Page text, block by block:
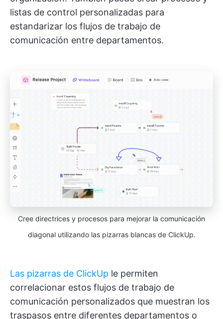
listas de control personalizadas para
estandarizar los flujos de trabajo de
comunicación entre departamentos.
Cree directrices y procesos para mejorar la comunicación
diagonal utilizando las pizarras blancas de ClickUp.
Las pizarras de ClickUp le permiten
correlacionar estos flujos de trabajo de
comunicación personalizados que muestran los
traspasos entre diferentes departamentos o